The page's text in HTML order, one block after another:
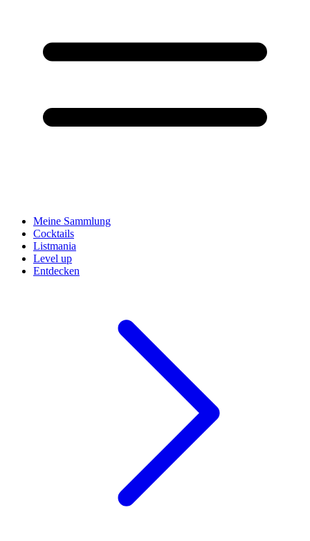
Meine Sammlung
Cocktails
Listmania
Level up
Entdecken